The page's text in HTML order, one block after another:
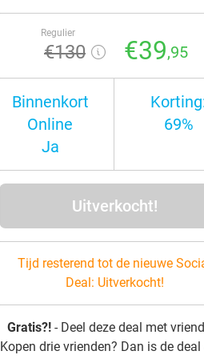
Regulier
€130 €39,95
Binnenkort
Online
Ja
69%
Uitverkocht!
Tijd resterend tot de nieuwe
Deal: Uitverkocht!
Gratis?! - Deel deze deal met
Kopen drie vrienden? Dan is de